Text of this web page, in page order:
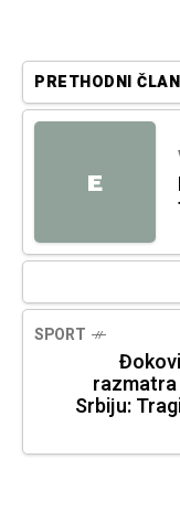
PRETHODNI
E
SPORT
Srbiju: